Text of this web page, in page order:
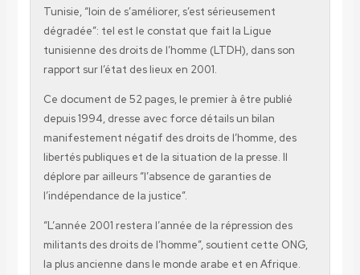
Tunisie, “loin de s’améliorer, s’est sérieusement
dégradée”: tel est le constat que fait la Ligue
tunisienne des droits de l’homme (LTDH), dans son
rapport sur l’état des lieux en 2001.
Ce document de 52 pages, le premier à être publié
depuis 1994, dresse avec force détails un bilan
manifestement négatif des droits de l’homme, des
libertés publiques et de la situation de la presse. Il
déplore par ailleurs “l’absence de garanties de
l’indépendance de la justice”.
“L’année 2001 restera l’année de la répression des
militants des droits de l’homme”, soutient cette ONG,
la plus ancienne dans le monde arabe et en Afrique.